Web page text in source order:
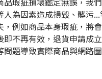
為因素造成損毀、髒污
例如商品本身瑕疵，將
不再有效，退貨申請成
題導致實際商品與網路